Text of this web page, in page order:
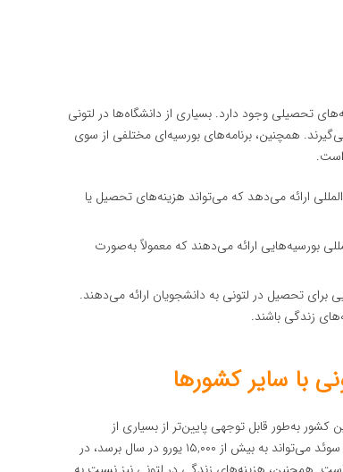
تحصیلی وجود دارد. بسیاری از دانشگاه‌ها در لتونی
همچنین، برنامه‌های بورسیه‌ای مختلفی از سوی
است.
ارائه می‌دهد که می‌تواند هزینه‌های تحصیل یا
بورسیه‌هایی ارائه می‌دهند که معمولاً به‌صورت
برای تحصیل در لتونی به دانشجویان ارائه می‌دهند.
زندگی باشند.
به‌طور قابل توجهی پایین‌تر از بسیاری از
کشورهای اروپایی است. برای مثال، هزینه‌های تحصیل در کشورهایی مانند بریتانیا یا سوئد می‌تواند به بیش از ۱۵,۰۰۰ یورو در سال برسد، در